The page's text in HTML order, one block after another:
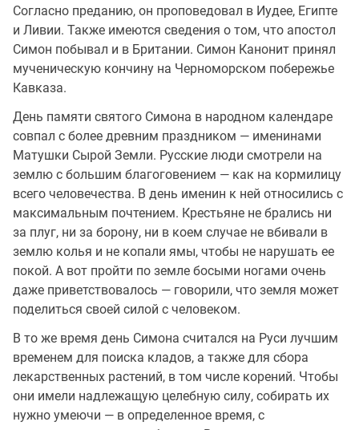
Согласно преданию, он проповедовал в Иудее, Египте
и Ливии. Также имеются сведения о том, что апостол
Симон побывал и в Британии. Симон Канонит принял
мученическую кончину на Черноморском побережье
Кавказа.
День памяти святого Симона в народном календаре
совпал с более древним праздником — именинами
Матушки Сырой Земли. Русские люди смотрели на
землю с большим благоговением — как на кормилицу
всего человечества. В день именин к ней относились с
максимальным почтением. Крестьяне не брались ни
за плуг, ни за борону, ни в коем случае не вбивали в
землю колья и не копали ямы, чтобы не нарушать ее
покой. А вот пройти по земле босыми ногами очень
даже приветствовалось — говорили, что земля может
поделиться своей силой с человеком.
В то же время день Симона считался на Руси лучшим
временем для поиска кладов, а также для сбора
лекарственных растений, в том числе корений. Чтобы
они имели надлежащую целебную силу, собирать их
нужно умеючи — в определенное время, с